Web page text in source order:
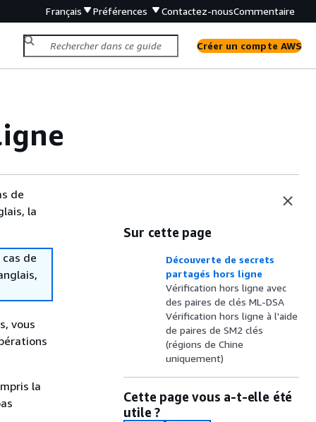
Français Préférences Contactez-nousCommentaire
Créer un compte AWS
de
la
de
vous
la
Sur cette page
Découverte de secrets
partagés hors ligne
Vérification hors ligne avec
des paires de clés ML-DSA
Vérification hors ligne à l'aide
de paires de SM2 clés
(régions de Chine
uniquement)
Cette page vous a-t-elle été
utile ?